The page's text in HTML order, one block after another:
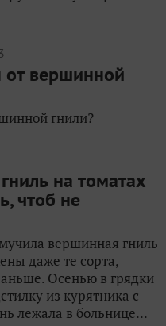
вершинной
гнили?
на томатах
чтоб не
вершинная гниль
даже те сорта,
Осенью в грядки
из курятника с
лежала в больнице...